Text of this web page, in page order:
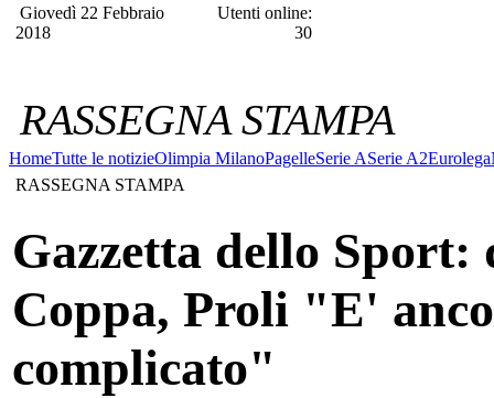
Giovedì 22 Febbraio
2018
Utenti online:
30
RASSEGNA STAMPA
HomeTutte le notizieOlimpia MilanoPagelleSerie ASerie A2Eurolega
RASSEGNA STAMPA
Gazzetta dello Sport:
Coppa, Proli "E'
complicato"